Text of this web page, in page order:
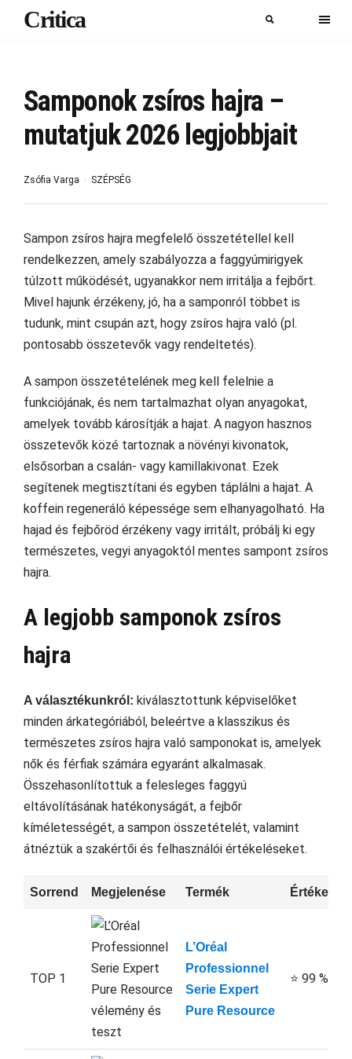
Critica
Samponok zsíros hajra –
mutatjuk 2026 legjobbjait
Zsófia Varga SZÉPSÉG
Sampon zsíros hajra megfelelő összetétellel kell
rendelkezzen, amely szabályozza a faggyúmirigyek
túlzott működését, ugyanakkor nem irritálja a fejbőrt.
Mivel hajunk érzékeny, jó, ha a samponról többet is
tudunk, mint csupán azt, hogy zsíros hajra való (pl.
pontosabb összetevők vagy rendeltetés).
A sampon összetételének meg kell felelnie a
funkciójának, és nem tartalmazhat olyan anyagokat,
amelyek tovább károsítják a hajat. A nagyon hasznos
összetevők közé tartoznak a növényi kivonatok,
elsősorban a csalán- vagy kamillakivonat. Ezek
segítenek megtisztítani és egyben táplálni a hajat. A
koffein regeneráló képessége sem elhanyagolható. Ha
hajad és fejbőröd érzékeny vagy irritált, próbálj ki egy
természetes, vegyi anyagoktól mentes sampont zsíros
hajra.
A legjobb samponok zsíros
hajra
A választékunkról: kiválasztottunk képviselőket
minden árkategóriából, beleértve a klasszikus és
természetes zsíros hajra való samponokat is, amelyek
nők és férfiak számára egyaránt alkalmasak.
Összehasonlítottuk a felesleges faggyú
eltávolításának hatékonyságát, a fejbőr
kíméletességét, a sampon összetételét, valamint
átnéztük a szakértői és felhasználói értékeléseket.
Sorrend Megjelenése Termék Értékelés
TOP 1
L’Oréal
Professionnel
Serie Expert
Pure Resource
⭐ 99 %